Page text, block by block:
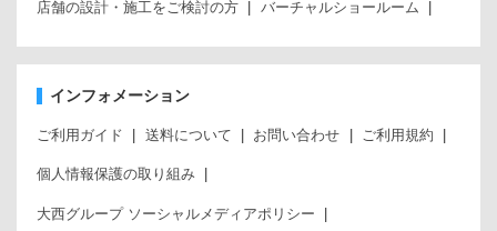
店舗の設計・施工をご検討の方 バーチャルショールーム
インフォメーション
ご利用ガイド 送料について お問い合わせ ご利用規約
個人情報保護の取り組み
大西グループ ソーシャルメディアポリシー